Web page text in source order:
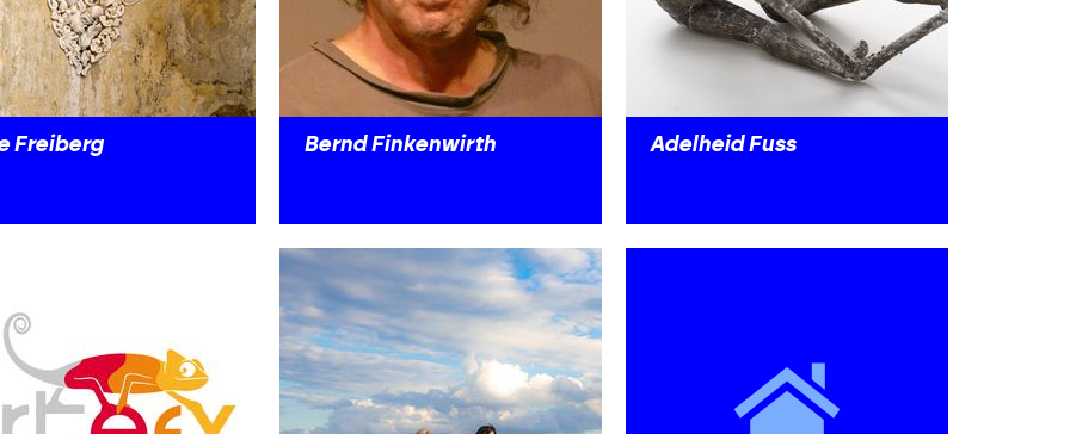
Freiberg Bernd Finkenwirth Adelheid Fuss